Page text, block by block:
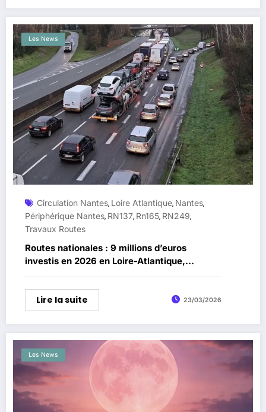
Les News
Circulation Nantes, Loire Atlantique, Nantes,
Périphérique Nantes, RN137, Rn165, RN249,
Travaux Routes
Routes nationales : 9 millions d’euros
investis en 2026 en Loire-Atlantique,
plusieurs axes majeurs concernés
Lire la suite 23/03/2026
Les News